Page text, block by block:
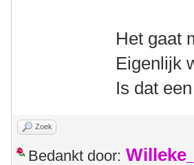
Het gaat
Eigenlijk
Is dat
Zoek
Bedankt door: